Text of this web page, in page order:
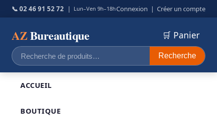
📞 02 46 91 52 72 | Lun–Ven 9h–18hConnexion | Créer un compte
AZBureautique
Recherche
pour :
Recherche
🛒 Panier
ACCUEIL
BOUTIQUE